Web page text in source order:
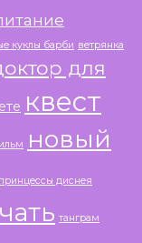
куклы барби ветрянка
для
квест
новый
принцессы диснея
танграм